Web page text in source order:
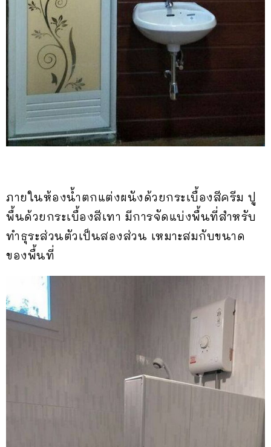
ภายในห้องน้ำตกแต่งผนังด้วยกระเบื้องสีครีม ปู
พื้นด้วยกระเบื้องสีเทา มีการจัดแบ่งพื้นที่สำหรับ
ทำธุระส่วนตัวเป็นสองส่วน เหมาะสมกับขนาด
ของพื้นที่